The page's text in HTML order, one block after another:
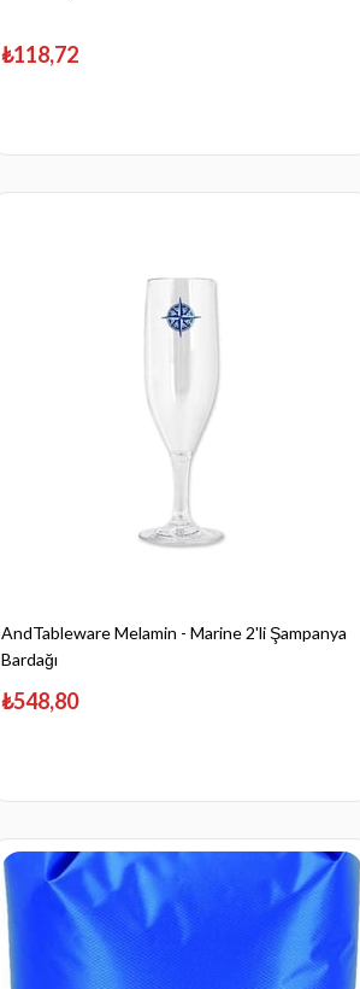
₺118,72
AndTableware Melamin - Marine 2'li Şampanya
Bardağı
₺548,80